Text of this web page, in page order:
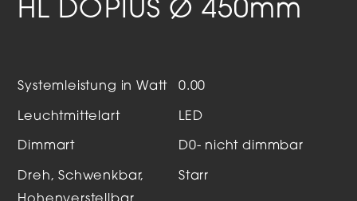
HL DOPIUS Ø 450mm
Systemleistung in Watt 0.00
Leuchtmittelart LED
Dimmart D0- nicht dimmbar
Dreh, Schwenkbar,
Starr